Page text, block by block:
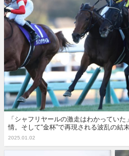
「シャフリヤールの激走はわかってい
情。そして“金杯”で再現される波乱の結
2025.01.02